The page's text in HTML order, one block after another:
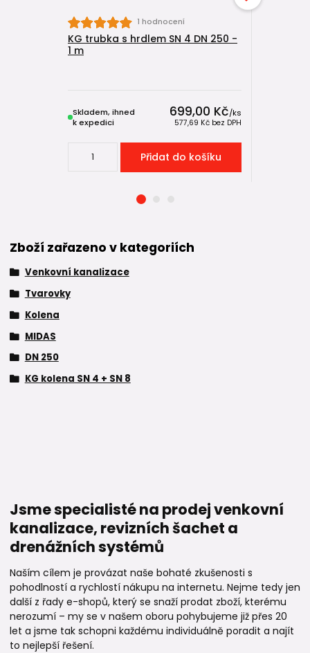
1 hodnocení
KG trubka s hrdlem SN 4 DN 250 -
1 m
699,00 Kč/ks
577,69 Kč bez DPH
Skladem, ihned
k expedici
Přidat do košíku
Zboží zařazeno v kategoriích
Venkovní kanalizace
Tvarovky
Kolena
MIDAS
DN 250
KG kolena SN 4 + SN 8
Jsme specialisté na prodej venkovní
kanalizace, revizních šachet a
drenážních systémů
Naším cílem je provázat naše bohaté zkušenosti s
pohodlností a rychlostí nákupu na internetu. Nejme tedy jen
další z řady e-shopů, který se snaží prodat zboží, kterému
nerozumí – my se v našem oboru pohybujeme již přes 20
let a jsme tak schopni každému individuálně poradit a najít
to nejlepší řešení.